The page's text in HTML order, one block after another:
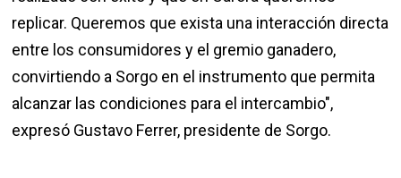
replicar. Queremos que exista una interacción directa
entre los consumidores y el gremio ganadero,
convirtiendo a Sorgo en el instrumento que permita
alcanzar las condiciones para el intercambio",
expresó Gustavo Ferrer, presidente de Sorgo.